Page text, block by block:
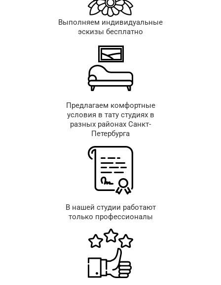
Выполняем индивидуальные
эскизы бесплатно
Предлагаем комфортные
условия в тату студиях в
разных районах Санкт-
Петербурга
В нашей студии работают
только профессионалы